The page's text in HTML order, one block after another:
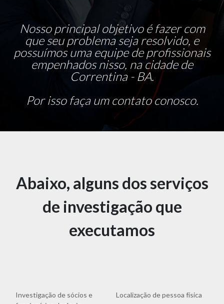
Nosso principal objetivo é fazer com
que seu problema seja resolvido, e
possuímos uma equipe de profissionais
empenhados nisso, na cidade de
Correntina - BA.
Por isso faça um contato conosco.
Abaixo, alguns dos serviços
de investigação que
executamos
Investigação de sócios e
Localização de pessoa física